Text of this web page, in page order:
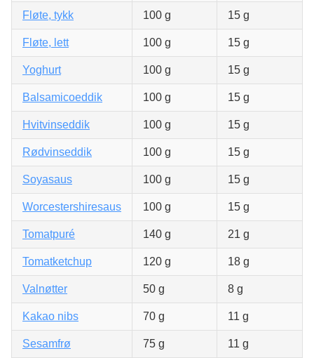
Fløte, tykk 100 g 15 g
Fløte, lett 100 g 15 g
Yoghurt 100 g 15 g
Balsamicoeddik 100 g 15 g
Hvitvinseddik 100 g 15 g
Rødvinseddik 100 g 15 g
Soyasaus 100 g 15 g
Worcestershiresaus 100 g 15 g
Tomatpuré 140 g 21 g
Tomatketchup 120 g 18 g
Valnøtter 50 g 8 g
Kakao nibs 70 g 11 g
Sesamfrø 75 g 11 g